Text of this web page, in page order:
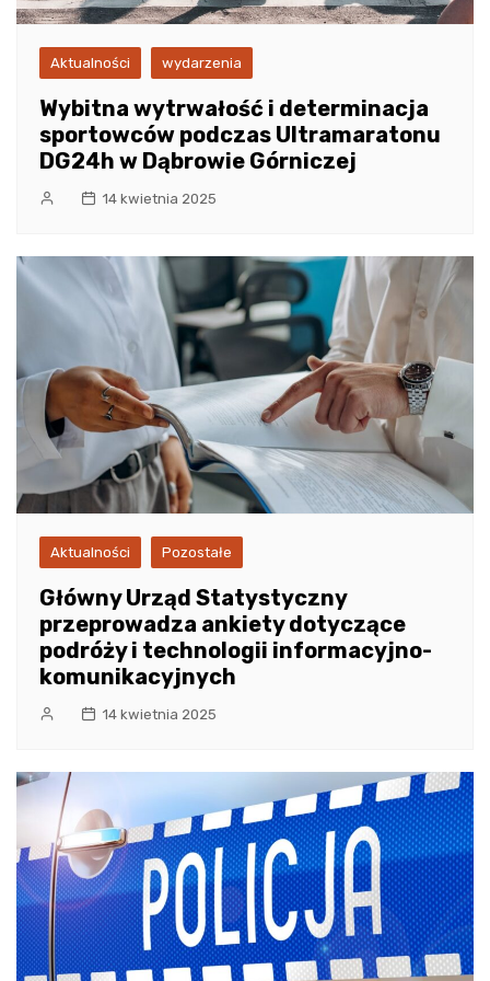
Aktualności wydarzenia
Wybitna wytrwałość i determinacja
sportowców podczas Ultramaratonu
DG24h w Dąbrowie Górniczej
14 kwietnia 2025
Aktualności Pozostałe
Główny Urząd Statystyczny
przeprowadza ankiety dotyczące
podróży i technologii informacyjno-
komunikacyjnych
14 kwietnia 2025